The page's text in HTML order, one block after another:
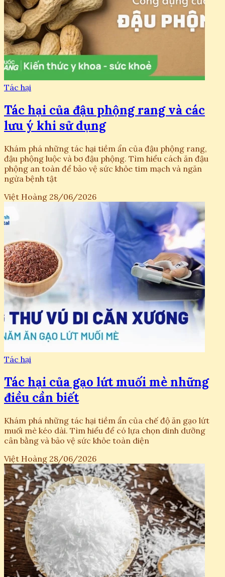
Tác hại
Tác hại của đậu phộng rang và các
lưu ý khi sử dụng
Khám phá những tác hại tiềm ẩn của đậu phộng rang,
đậu phộng luộc và bơ đậu phộng. Tìm hiểu cách ăn đậu
phộng an toàn để bảo vệ sức khỏe tim mạch và ngăn
ngừa bệnh tật
Việt Hoàng 28/06/2026
Tác hại
Tác hại của gạo lứt muối mè những
điều cần biết
Khám phá những tác hại tiềm ẩn của chế độ ăn gạo lứt
muối mè kéo dài. Tìm hiểu để có lựa chọn dinh dưỡng
cân bằng và bảo vệ sức khỏe toàn diện
Việt Hoàng 28/06/2026